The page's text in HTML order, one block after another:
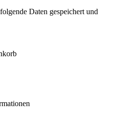
Daten gespeichert und